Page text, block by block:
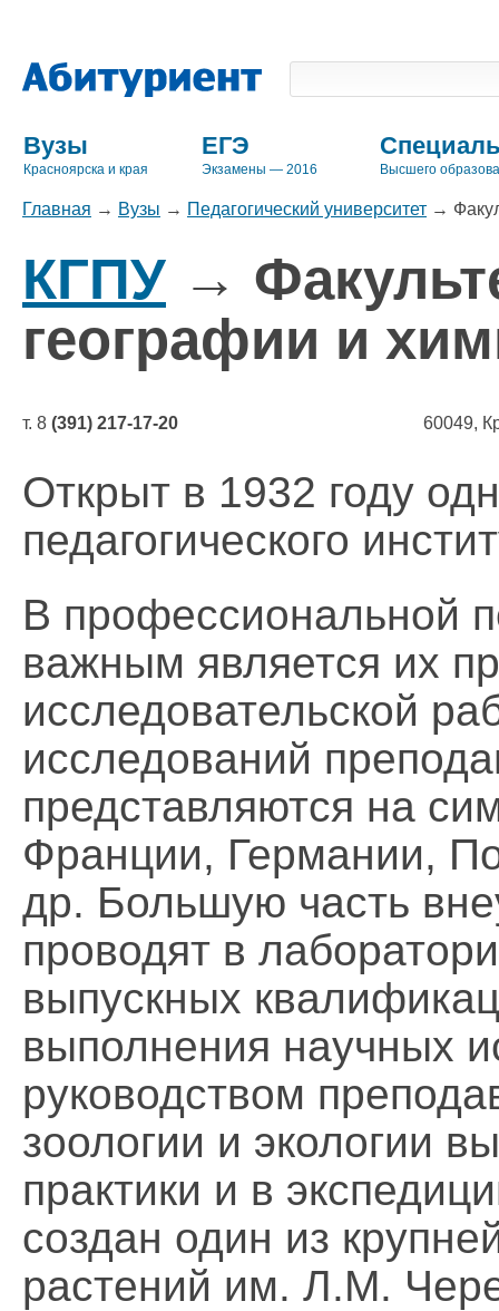
Вузы
Красноярска и края
ЕГЭ
Экзамены — 2016 Высшего
Главная → Вузы → Педагогический университет →
КГПУ →
географии и
т. 8 (391) 217-17-20 60049,
Открыт в 1932 году
педагогического
В профессиональной
важным является их
исследовательской
исследований
представляются на
Франции, Германии,
др. Большую часть
проводят в
выпускных
выполнения научных
руководством
зоологии и экологии
практики и в
создан один из
растений им. Л.М.